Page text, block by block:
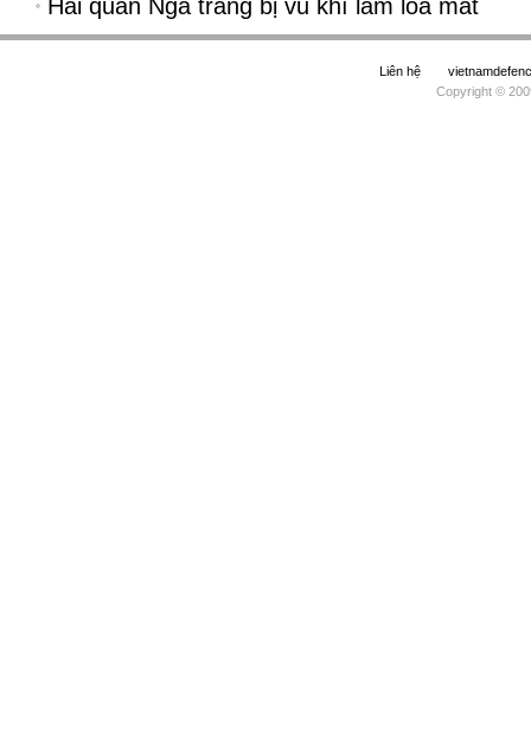
Hải quân Nga trang bị vũ khí làm lóa mắt
Liên hệ
Copyright ©